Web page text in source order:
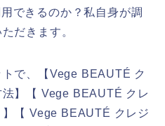
できるのか？私自身が調
だきます。
で、【Vege BEAUTÉ ク
】【 Vege BEAUTÉ クレ
【 Vege BEAUTÉ クレジ